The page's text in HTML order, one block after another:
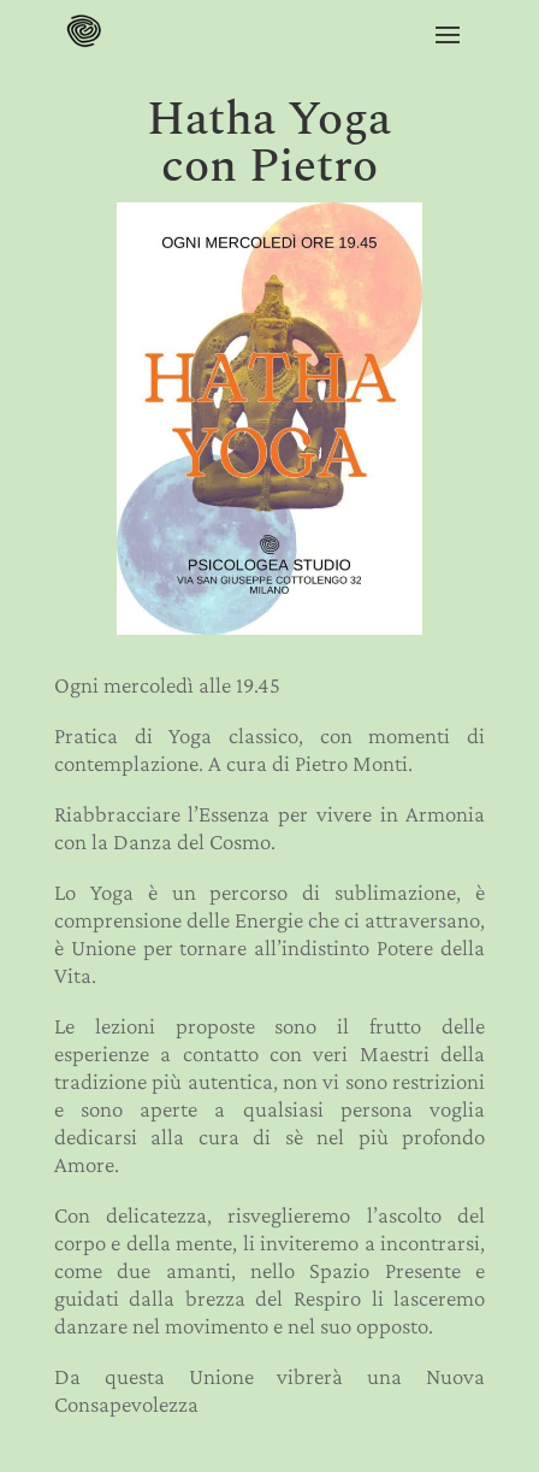
Hatha Yoga
con Pietro
Ogni mercoledì alle 19.45
Pratica di Yoga classico, con momenti di
contemplazione. A cura di Pietro Monti.
Riabbracciare l’Essenza per vivere in Armonia
con la Danza del Cosmo.
Lo Yoga è un percorso di sublimazione, è
comprensione delle Energie che ci attraversano,
è Unione per tornare all’indistinto Potere della
Vita.
Le lezioni proposte sono il frutto delle
esperienze a contatto con veri Maestri della
tradizione più autentica, non vi sono restrizioni
e sono aperte a qualsiasi persona voglia
dedicarsi alla cura di sè nel più profondo
Amore.
Con delicatezza, risveglieremo l’ascolto del
corpo e della mente, li inviteremo a incontrarsi,
come due amanti, nello Spazio Presente e
guidati dalla brezza del Respiro li lasceremo
danzare nel movimento e nel suo opposto.
Da questa Unione vibrerà una Nuova
Consapevolezza